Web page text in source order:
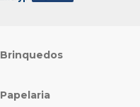
Brinquedos
Papelaria